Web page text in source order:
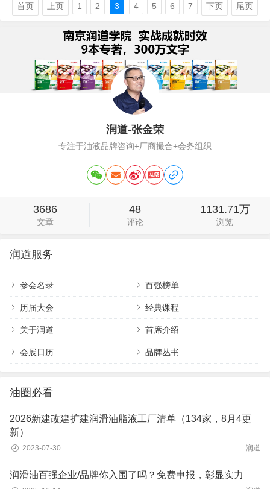
大不了换个牌子继续努力，但先告诉你一
过亿的新品牌，当然，年销过亿的企业倒
是有几个，他们大都是多品牌运作。这些
品牌也包…
首页 上页 1 2 3 4 5 6 7 下页 尾页
润道-张金荣
专注于油液品牌咨询+厂商撮合+会务组织
3686
文章
48
评论
1131.71万
浏览
润道服务
参会名录 百强榜单
历届大会 经典课程
关于润道 首席介绍
会展日历 品牌丛书
油圈必看
2026新建改建扩建润滑油脂液工厂清单（134家，8月4更
新）
2023-07-30 润道
润滑油百强企业/品牌你入围了吗？免费申报，彰显实力